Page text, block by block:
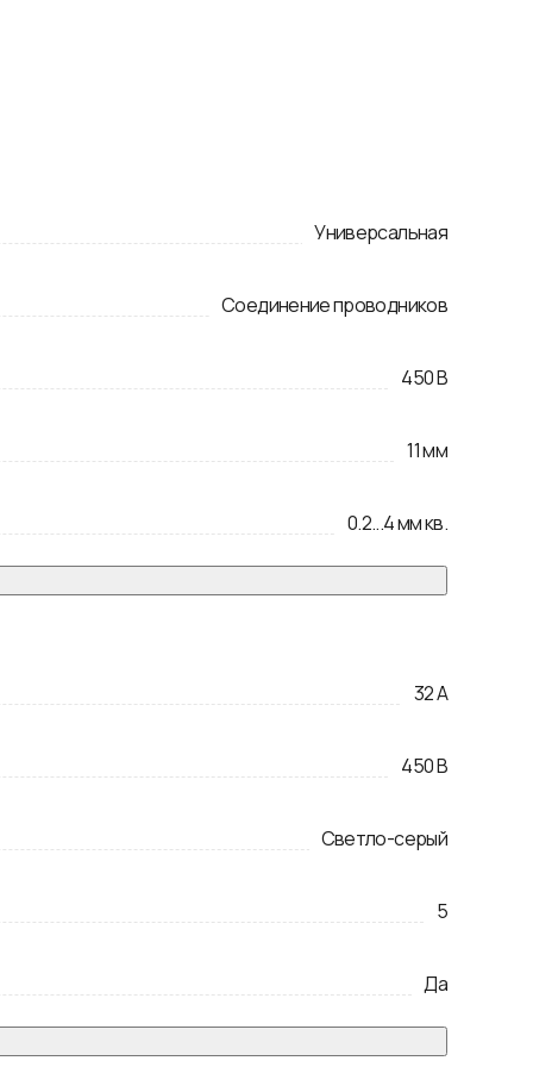
Универсальная
Соединение проводников
450В
11мм
0.2...4мм кв.
32А
450В
Светло-серый
5
Да